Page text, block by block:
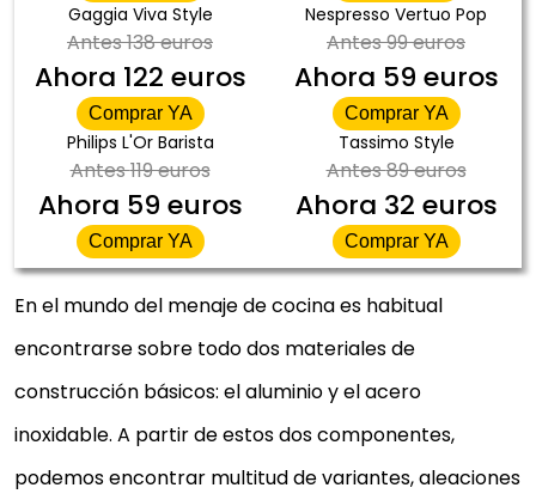
Gaggia Viva Style
Antes138 euros
Ahora 122 euros
Comprar YA
Nespresso Vertuo Pop
Antes99 euros
Ahora 59 euros
Comprar YA
Philips L'Or Barista
Antes119 euros
Ahora 59 euros
Comprar YA
Tassimo Style
Antes89 euros
Ahora 32 euros
Comprar YA
En el mundo del menaje de cocina es habitual
encontrarse sobre todo dos materiales de
construcción básicos: el aluminio y el acero
inoxidable. A partir de estos dos componentes,
podemos encontrar multitud de variantes, aleaciones